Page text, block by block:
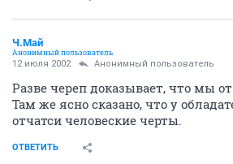
Ч.Май
Анонимный пользователь
12 июля 2002 Анонимный пользователь
Разве череп доказывает, что мы
Там же ясно сказано, что у
отчатси человеские черты.
ОТВЕТИТЬ